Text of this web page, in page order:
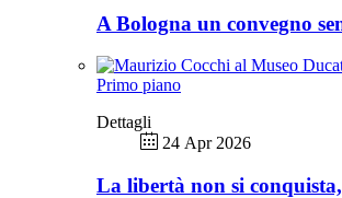
A Bologna un convegno
Primo piano
Dettagli
24 Apr 2026
La libertà non si